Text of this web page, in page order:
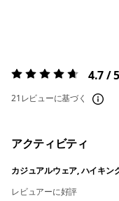
評価:4.7 / 5 4.7 / 5
21レビューに基づく
アクティビティ
カジュアルウェア, ハイキン
レビュアーに好評